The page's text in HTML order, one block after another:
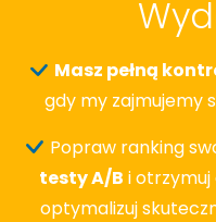
Masz pełną
gdy my zajmujemy
Popraw ranking
testy A/B i
optymalizuj